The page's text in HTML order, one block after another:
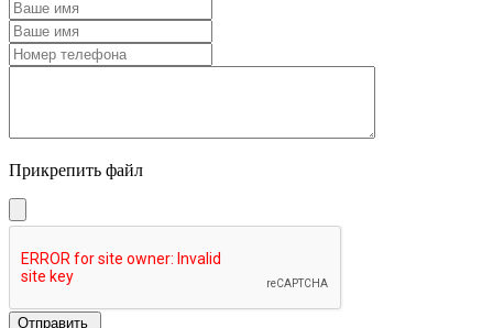
Прикрепить файл